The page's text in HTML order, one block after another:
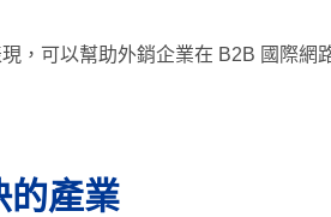
，可以幫助外銷企業在 B2B 國際網
的產業